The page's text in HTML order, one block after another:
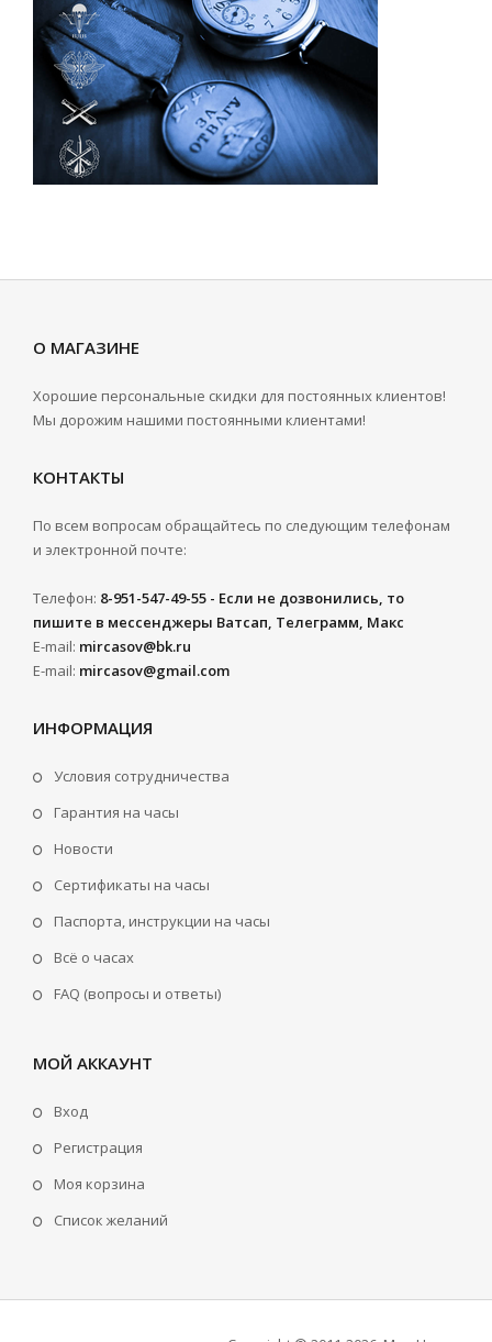
О МАГАЗИНЕ
Хорошие персональные скидки для постоянных клиентов!
Мы дорожим нашими постоянными клиентами!
КОНТАКТЫ
По всем вопросам обращайтесь по следующим телефонам
и электронной почте:
Телефон: 8-951-547-49-55 - Если не дозвонились, то
пишите в мессенджеры Ватсап, Телеграмм, Макс
E-mail: mircasov@bk.ru
E-mail: mircasov@gmail.com
ИНФОРМАЦИЯ
Условия сотрудничества
Гарантия на часы
Новости
Сертификаты на часы
Паспорта, инструкции на часы
Всё о часах
FAQ (вопросы и ответы)
МОЙ АККАУНТ
Вход
Регистрация
Моя корзина
Cписок желаний